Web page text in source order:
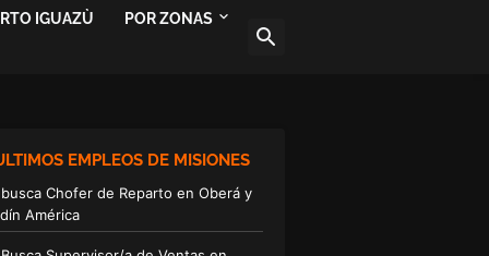
IGUAZÙ POR ZONAS
EMPLEOS DE MISIONES
Chofer de Reparto en Oberá y
América